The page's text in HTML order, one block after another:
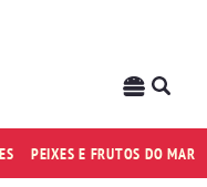
PEIXES E FRUTOS DO MAR